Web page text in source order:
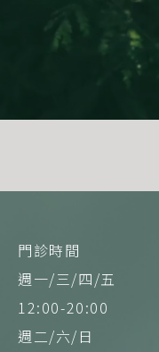
門診時間
週一/三/四/五
12:00-20:00
週二/六/日